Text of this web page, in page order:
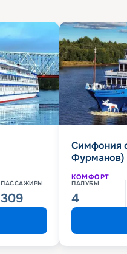
ПАССАЖИРЫ
309
Симфония
Фурманов)
КОМФОРТ
ПАЛУБЫ
4